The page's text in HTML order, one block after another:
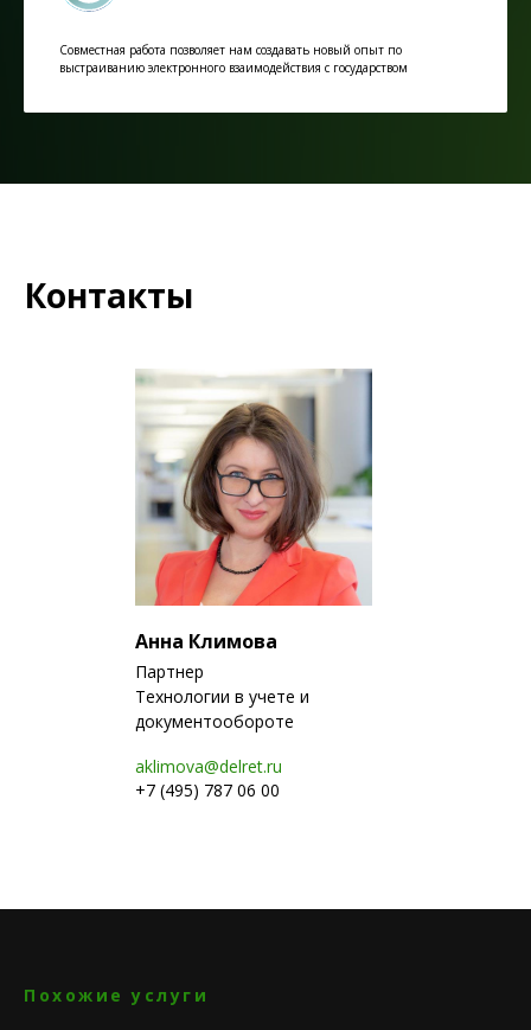
Совместная работа позволяет нам создавать новый опыт по
выстраиванию электронного взаимодействия с государством
Контакты
Анна Климова
Партнер
Технологии в учете и
документообороте
aklimova@delret.ru
+7 (495) 787 06 00
Похожие услуги